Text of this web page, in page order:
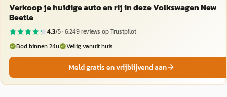
Verkoop je huidige auto en rij in deze Volkswagen New
Beetle
4,3/5 ·6.249reviews op Trustpilot
Bod binnen 24u
Veilig vanuit huis
Meld gratis en vrijblijvend aan